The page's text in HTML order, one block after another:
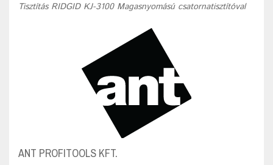
Tisztítás RIDGID KJ-3100 Magasnyomású csatornatisztítóval
ANT PROFITOOLS KFT.